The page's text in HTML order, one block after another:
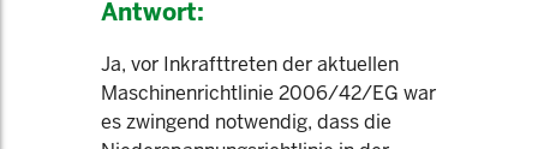
Antwort:
Ja, vor Inkrafttreten der aktuellen
Maschinenrichtlinie 2006/42/EG war
es zwingend notwendig, dass die